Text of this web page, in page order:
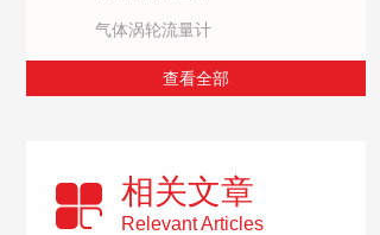
气体涡轮流量计
查看全部
相关文章
Relevant Articles